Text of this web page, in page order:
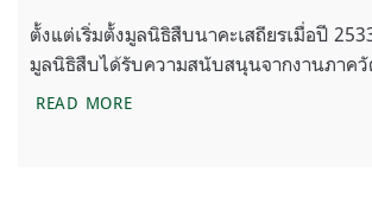
ตั้งแต่เริ่มตั้งมูลนิธิสืบนาคะเสถียรเมื่อปี
มูลนิธิสืบได้รับความสนับสนุนจากงานภาค
READ MORE[ก้าวสู่ปีที่ 31] เสียงคน ดนตรีป่า